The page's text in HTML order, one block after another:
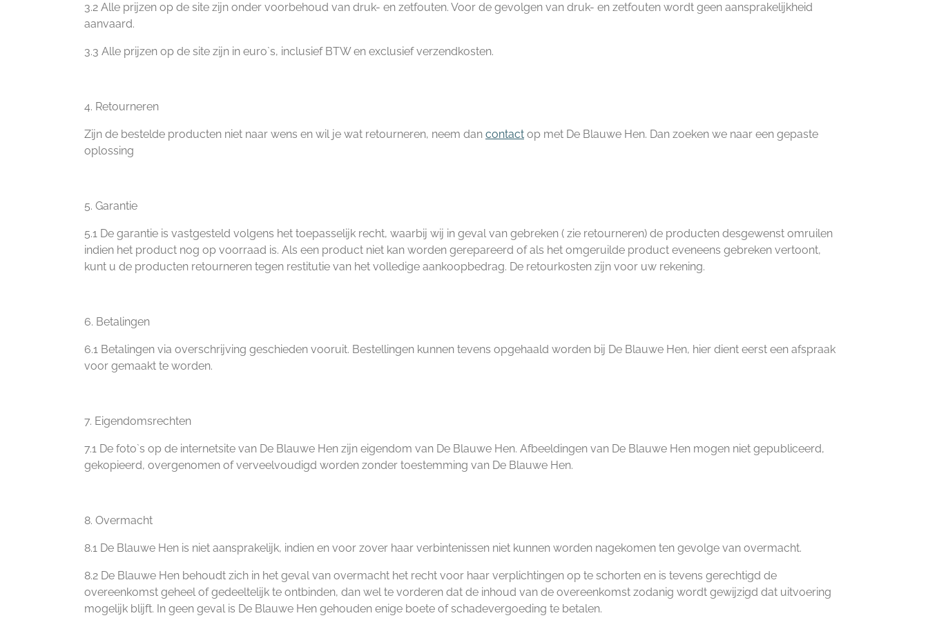
3.2 Alle prijzen op de site zijn onder voorbehoud van druk- en zetfouten. Voor de gevolgen van druk- en zetfouten wordt geen aansprakelijkheid
aanvaard.
3.3 Alle prijzen op de site zijn in euro`s, inclusief BTW en exclusief verzendkosten.
4. Retourneren
Zijn de bestelde producten niet naar wens en wil je wat retourneren, neem dan contact op met De Blauwe Hen. Dan zoeken we naar een gepaste
oplossing
5. Garantie
5.1 De garantie is vastgesteld volgens het toepasselijk recht, waarbij wij in geval van gebreken ( zie retourneren) de producten desgewenst omruilen
indien het product nog op voorraad is. Als een product niet kan worden gerepareerd of als het omgeruilde product eveneens gebreken vertoont,
kunt u de producten retourneren tegen restitutie van het volledige aankoopbedrag. De retourkosten zijn voor uw rekening.
6. Betalingen
6.1 Betalingen via overschrijving geschieden vooruit. Bestellingen kunnen tevens opgehaald worden bij De Blauwe Hen, hier dient eerst een afspraak
voor gemaakt te worden.
7. Eigendomsrechten
7.1 De foto`s op de internetsite van De Blauwe Hen zijn eigendom van De Blauwe Hen. Afbeeldingen van De Blauwe Hen mogen niet gepubliceerd,
gekopieerd, overgenomen of verveelvoudigd worden zonder toestemming van De Blauwe Hen.
8. Overmacht
8.1 De Blauwe Hen is niet aansprakelijk, indien en voor zover haar verbintenissen niet kunnen worden nagekomen ten gevolge van overmacht.
8.2 De Blauwe Hen behoudt zich in het geval van overmacht het recht voor haar verplichtingen op te schorten en is tevens gerechtigd de
overeenkomst geheel of gedeeltelijk te ontbinden, dan wel te vorderen dat de inhoud van de overeenkomst zodanig wordt gewijzigd dat uitvoering
mogelijk blijft. In geen geval is De Blauwe Hen gehouden enige boete of schadevergoeding te betalen.